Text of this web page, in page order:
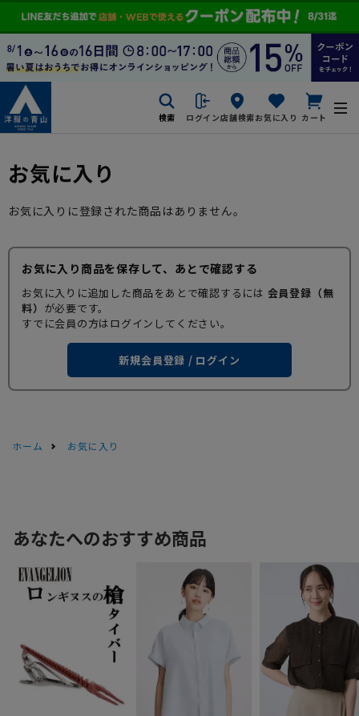
検索 ログイン店舗検索お気に入り カート
お気に入り
お気に入りに登録された商品はありません。
お気に入り商品を保存して、あとで確認する
お気に入りに追加した商品をあとで確認するには 会員登録（無
料） が必要です。
すでに会員の方はログインしてください。
新規会員登録 / ログイン
ホーム お気に入り